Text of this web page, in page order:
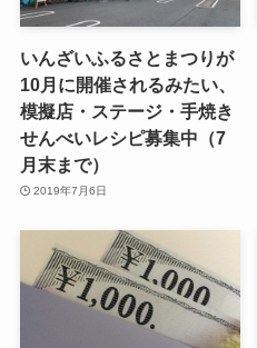
いんざいふるさとまつりが
10月に開催されるみたい、
模擬店・ステージ・手焼き
せんべいレシピ募集中（7
月末まで）
2019年7月6日